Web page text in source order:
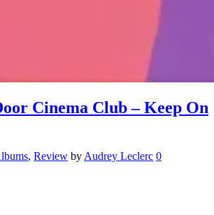
Cinema Club – Keep On
, Review by Audrey Leclerc 0